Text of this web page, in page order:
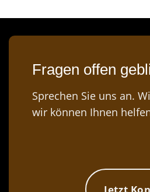
Fragen offen
Sprechen Sie uns an.
wir können Ihnen